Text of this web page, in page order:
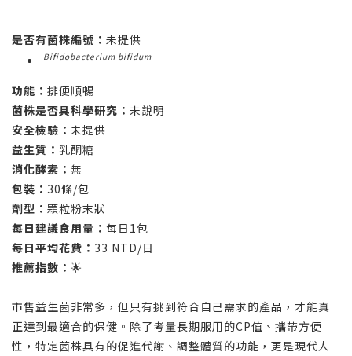
是否有菌株編號： 未提供
Bifidobacterium bifidum
功能： 排便順暢
菌株是否具科學研究： 未說明
安全檢驗： 未提供
益生質： 乳酮糖
消化酵素： 無
包裝： 30條/包
劑型： 顆粒粉末狀
每日建議食用量： 每日1包
每日平均花費： 33 NTD/日
推薦指數： 🌟
市售益生菌非常多，但只有挑到符合自己需求的產品，才能真
正達到最適合的保健。除了考量長期服用的CP值、攜帶方便
性，特定菌株具有的促進代謝、調整體質的功能，更是現代人